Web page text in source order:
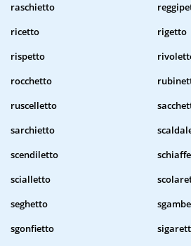
raschietto
ricetto
rigetto
rispetto
rocchetto
ruscelletto
sarchietto
scendiletto
scialletto
seghetto
sgonfietto